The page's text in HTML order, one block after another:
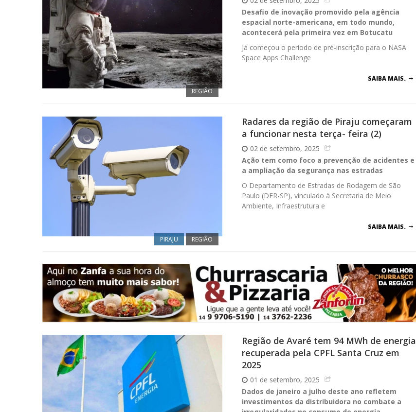
REGIÃO
Desafio de inovação promovido pela agência
espacial norte-americana, em todo mundo,
acontecerá pela primeira vez em Botucatu
Já começou o período de pré-inscrição para o NASA
Space Apps Challenge
SAIBA MAIS.
PIRAJU REGIÃO
Radares da região de Piraju começaram
a funcionar nesta terça- feira (2)
02 de setembro, 2025
Ação tem como foco a prevenção de acidentes e
a ampliação da segurança nas estradas
O Departamento de Estradas de Rodagem de São
Paulo (DER-SP), vinculado à Secretaria de Meio
Ambiente, Infraestrutura e
SAIBA MAIS.
Região de Avaré tem 94 MWh de energia
recuperada pela CPFL Santa Cruz em
2025
01 de setembro, 2025
Dados de janeiro a julho deste ano refletem
investimentos da distribuidora no combate a